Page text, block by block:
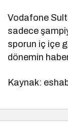
Vodafone
sadece
sporun iç içe
dönemin
Kaynak: